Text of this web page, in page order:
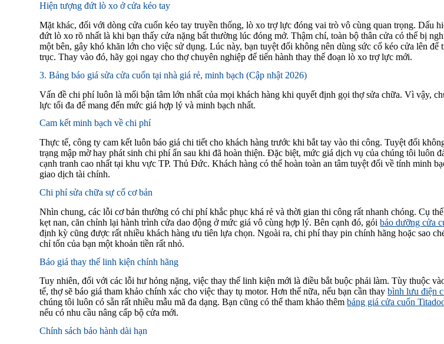
Hiện tượng đứt lò xo ở cửa kéo tay
Mặt khác, đối với dòng cửa cuốn kéo tay truyền thống, lò xo trợ lực đóng vai trò vô cùng quan trọng. Dấu
đứt lò xo rõ nhất là khi bạn thấy cửa nặng bất thường lúc đóng mở. Thậm chí, toàn bộ thân cửa có thể bị
một bên, gây khó khăn lớn cho việc sử dụng. Lúc này, bạn tuyệt đối không nên dùng sức cố kéo cửa lên để
trục. Thay vào đó, hãy gọi ngay cho thợ chuyên nghiệp để tiến hành thay thế đoạn lò xo trợ lực mới.
3. Bảng báo giá sửa cửa cuốn tại nhà giá rẻ, minh bạch (Cập nhật 2026)
Vấn đề chi phí luôn là mối bận tâm lớn nhất của mọi khách hàng khi quyết định gọi thợ sửa chữa. Vì vậy,
lực tối đa để mang đến mức giá hợp lý và minh bạch nhất.
Cam kết minh bạch về chi phí
Thực tế, công ty cam kết luôn báo giá chi tiết cho khách hàng trước khi bắt tay vào thi công. Tuyệt đối
trạng mập mờ hay phát sinh chi phí ẩn sau khi đã hoàn thiện. Đặc biệt, mức giá dịch vụ của chúng tôi luôn
cạnh tranh cao nhất tại khu vực TP. Thủ Đức. Khách hàng có thể hoàn toàn an tâm tuyệt đối về tính minh
giao dịch tài chính.
Chi phí sửa chữa sự cố cơ bản
Nhìn chung, các lỗi cơ bản thường có chi phí khắc phục khá rẻ và thời gian thi công rất nhanh chóng. Cụ
kẹt nan, căn chỉnh lại hành trình cửa dao động ở mức giá vô cùng hợp lý. Bên cạnh đó, góibảo dưỡng cửa
định kỳ cũng được rất nhiều khách hàng ưu tiên lựa chọn. Ngoài ra, chi phí thay pin chính hãng hoặc sao
chỉ tốn của bạn một khoản tiền rất nhỏ.
Báo giá thay thế linh kiện chính hãng
Tuy nhiên, đối với các lỗi hư hỏng nặng, việc thay thế linh kiện mới là điều bắt buộc phải làm. Tùy thuộc
tế, thợ sẽ báo giá tham khảo chính xác cho việc thay tụ motor. Hơn thế nữa, nếu bạn cần thaybình lưu điện
chúng tôi luôn có sẵn rất nhiều mẫu mã đa dạng. Bạn cũng có thể tham khảo thêmbảng giá cửa cuốn
nếu có nhu cầu nâng cấp bộ cửa mới.
Chính sách bảo hành dài hạn